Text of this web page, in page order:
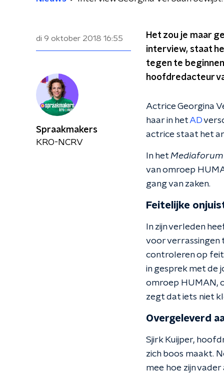
di 9 oktober 2018 16:55
Het zou je maar
interview, staat
tegen te
hoofdredacteur
Actrice Georgina
haar in hetAD
actrice staat het
In het Mediaforum
van omroep
gang van zaken.
Feitelijke
In zijn verleden
voor verrassingen
controleren op
in gesprek met de
omroep HUMAN,
zegt dat iets niet
Overgeleverd
Sjirk Kuijper,
zich boos maakt.
mee hoe zijn
Spraakmakers
KRO-NCRV